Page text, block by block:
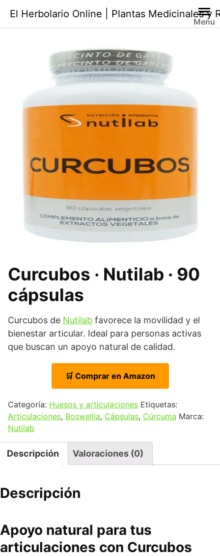
contenido
El Herbolario Online | Plantas Medicinales y
Menu
Curcubos · Nutilab · 90
cápsulas
Curcubos de Nutilab favorece la movilidad y el
bienestar articular. Ideal para personas activas
que buscan un apoyo natural de calidad.
🛒 Comprar en Amazon
Categoría: Huesos y articulaciones Etiquetas:
Articulaciones, Boswellia, Cápsulas, Cúrcuma Marca:
Nutilab
Descripción Valoraciones (0)
Descripción
Apoyo natural para tus
articulaciones con Curcubos